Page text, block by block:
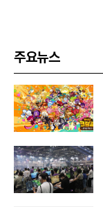
주요뉴스